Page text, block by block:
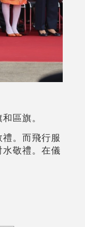
區旗。
。而飛行服
敬禮。在儀